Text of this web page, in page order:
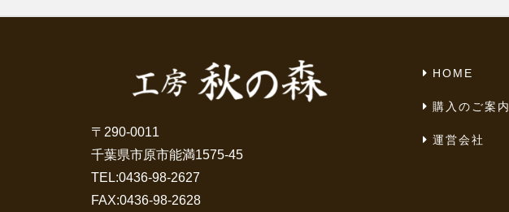
〒290-0011
千葉県市原市能満1575-45
TEL:0436-98-2627
FAX:0436-98-2628
HOME
購入のご案内
運営会社